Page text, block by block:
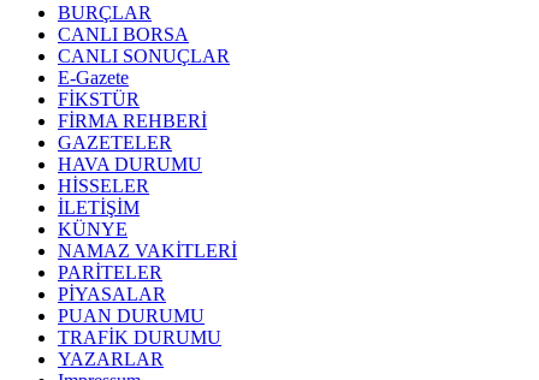
BURÇLAR
CANLI BORSA
CANLI SONUÇLAR
E-Gazete
FİKSTÜR
FİRMA REHBERİ
GAZETELER
HAVA DURUMU
HİSSELER
İLETİŞİM
KÜNYE
NAMAZ VAKİTLERİ
PARİTELER
PİYASALAR
PUAN DURUMU
TRAFİK DURUMU
YAZARLAR